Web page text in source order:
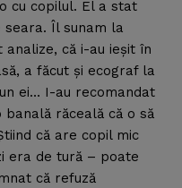
cu copilul. El a stat
Îl sunam la
că i-au ieşit în
a făcut şi ecograf la
ei… I-au recomandat
răceală că o să
că are copil mic
era de tură – poate
că refuză